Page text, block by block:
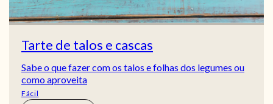
Tarte de talos e cascas
Sabe o que fazer com os talos e folhas dos legumes ou
como aproveita
Fácil